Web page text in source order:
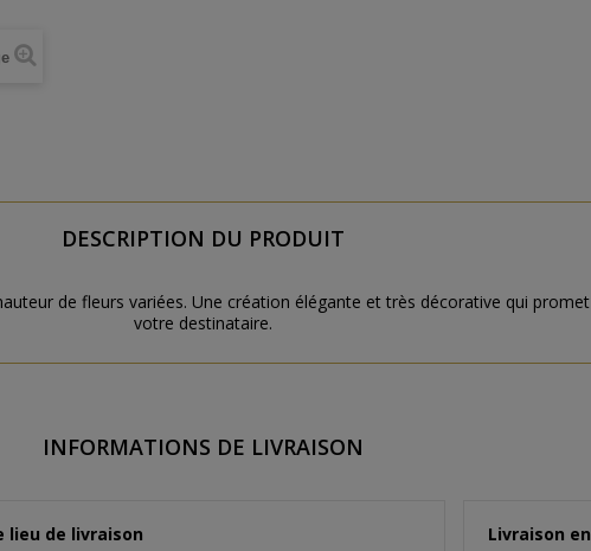
DESCRIPTION DU PRODUIT
de fleurs variées. Une création élégante et très décorative qui
votre destinataire.
INFORMATIONS DE LIVRAISON
lieu de livraison
Livraison